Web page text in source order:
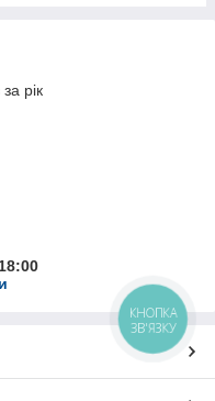
рік
КНОПКА
ЗВ'ЯЗКУ